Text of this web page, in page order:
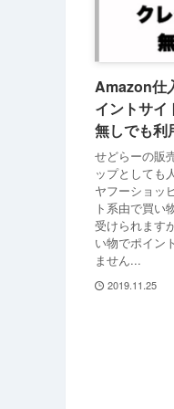
Amazon仕
イントサイ
無しでも利
せどらーの販
ップとしても
ヤフーショッ
ト系由で買い
受けられます
い物でポイン
ません...
2019.11.25